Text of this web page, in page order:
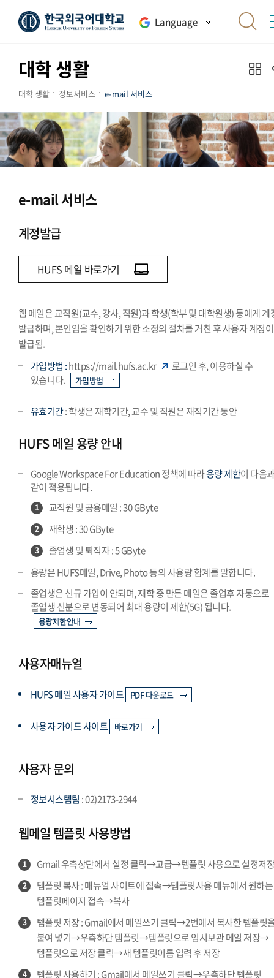
Language
대학 생활
대학 생활 정보서비스 e-mail 서비스
e-mail 서비스
계정발급
HUFS 메일 바로가기
웹 메일은 교직원(교수, 강사, 직원)과 학생(학부 및 대학원생) 등에게 계
발급하며, 본인임을 확인하기 위한 소정의 절차를 거친 후 사용자 계정이
발급됨.
가입방법 :https://mail.hufs.ac.kr
로그인 후, 이용하실 수
있습니다.
가입방법
유효기간: 학생은 재학기간, 교수 및 직원은 재직기간 동안
HUFS 메일 용량 안내
Google Workspace For Education 정책에 따라용량 제한이 다음
같이 적용됩니다.
1 교직원 및 공용메일 : 30 GByte
2 재학생 : 30 GByte
3
졸업생 및 퇴직자 : 5 GByte
용량은 HUFS메일, Drive, Photo 등의 사용량 합계를 말합니다.
졸업생은 신규 가입이 안되며, 재학 중 만든 메일은 졸업후 자동으로
졸업생 신분으로 변동되어 최대 용량이 제한(5G) 됩니다.
용량제한안내
사용자매뉴얼
HUFS 메일 사용자 가이드 PDF 다운로드
사용자 가이드 사이트 바로가기
사용자 문의
정보시스템팀 : 02)2173-2944
웹메일 템플릿 사용방법
1 Gmail 우측상단에서 설정 클릭→고급→템플릿 사용으로 설정저
2
템플릿 복사 : 매뉴얼 사이트에 접속→템플릿사용 메뉴에서 원하는
템플릿페이지 접속→복사
3
템플릿 저장 : Gmail에서 메일쓰기 클릭→2번에서 복사한 템플릿
붙여 넣기→우측하단 템플릿→템플릿으로 임시보관 메일 저장→
템플릿으로 저장 클릭→새 템플릿이름 입력 후 저장
4
템플릿 사용하기 : Gmail에서 메일쓰기 클릭→우측하단 템플릿